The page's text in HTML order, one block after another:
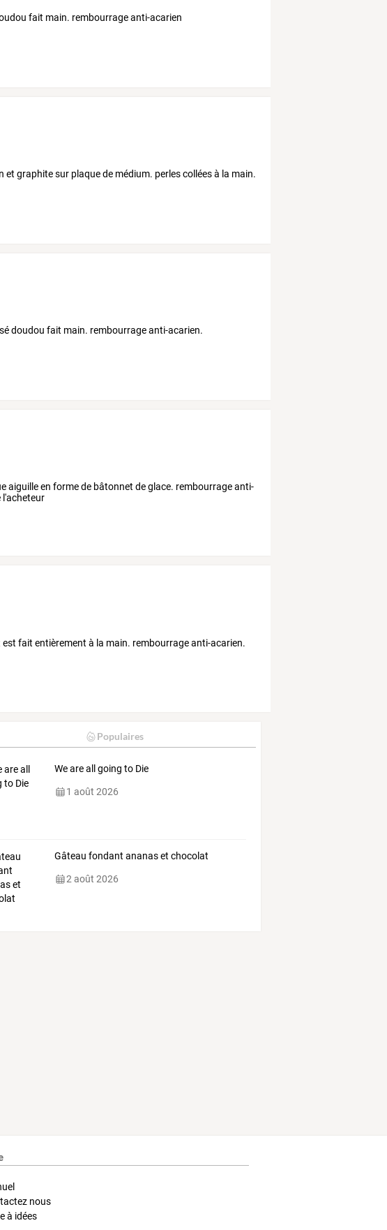
fait main. rembourrage anti-acarien
graphite sur plaque de médium. perles collées à la main.
doudou fait main. rembourrage anti-acarien.
aiguille en forme de bâtonnet de glace. rembourrage anti-
l'acheteur
fait entièrement à la main. rembourrage anti-acarien.
Populaires
We are all going to Die
1 août 2026
Gâteau fondant ananas et chocolat
2 août 2026
nous
à idées